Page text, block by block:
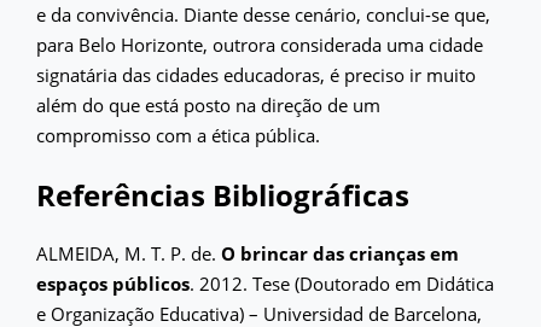
e da convivência. Diante desse cenário, conclui-se que,
para Belo Horizonte, outrora considerada uma cidade
signatária das cidades educadoras, é preciso ir muito
além do que está posto na direção de um
compromisso com a ética pública.
Referências Bibliográficas
ALMEIDA, M. T. P. de. O brincar das crianças em
espaços públicos. 2012. Tese (Doutorado em Didática
e Organização Educativa) – Universidad de Barcelona,